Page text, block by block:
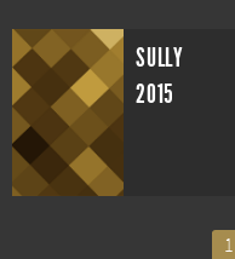
SULLY
2015
1